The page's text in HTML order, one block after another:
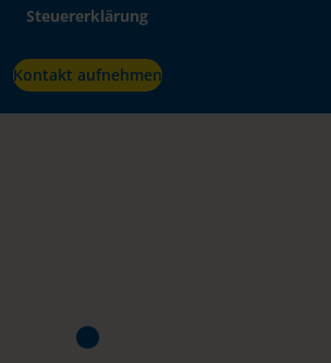
Steuererklärung
Kontakt aufnehmen